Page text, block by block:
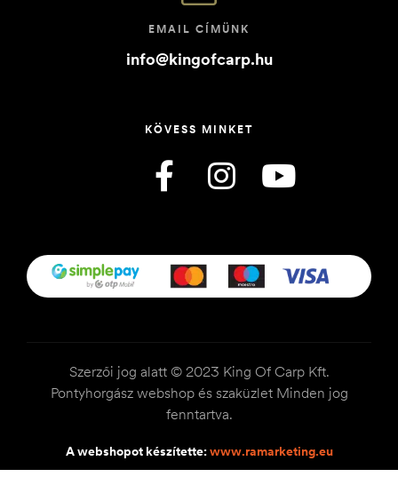
EMAIL CÍMÜNK
info@kingofcarp.hu
KÖVESS MINKET
Szerzői jog alatt © 2023 King Of Carp Kft.
Pontyhorgász webshop és szaküzlet Minden jog
fenntartva.
A webshopot készítette:www.ramarketing.eu